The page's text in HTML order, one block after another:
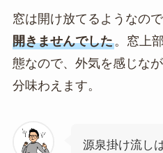
窓は開け放てるようなので
開きませんでした。窓上
態なので、外気を感じな
分味わえます。
源泉掛け流し